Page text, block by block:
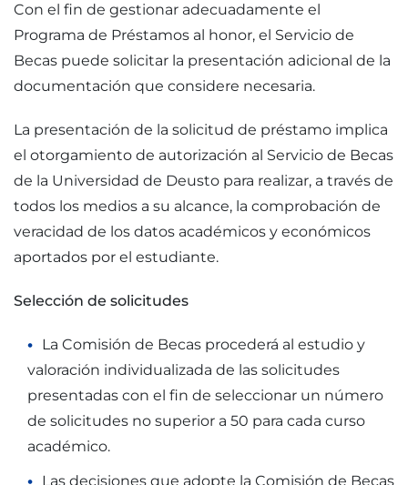
Con el fin de gestionar adecuadamente el
Programa de Préstamos al honor, el Servicio de
Becas puede solicitar la presentación adicional de la
documentación que considere necesaria.
La presentación de la solicitud de préstamo implica
el otorgamiento de autorización al Servicio de Becas
de la Universidad de Deusto para realizar, a través de
todos los medios a su alcance, la comprobación de
veracidad de los datos académicos y económicos
aportados por el estudiante.
Selección de solicitudes
La Comisión de Becas procederá al estudio y
valoración individualizada de las solicitudes
presentadas con el fin de seleccionar un número
de solicitudes no superior a 50 para cada curso
académico.
Las decisiones que adopte la Comisión de Becas